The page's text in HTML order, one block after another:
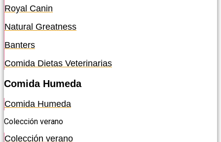
Royal Canin
Natural Greatness
Banters
Comida Dietas Veterinarias
Comida Humeda
Comida Humeda
Colección verano
Colección verano